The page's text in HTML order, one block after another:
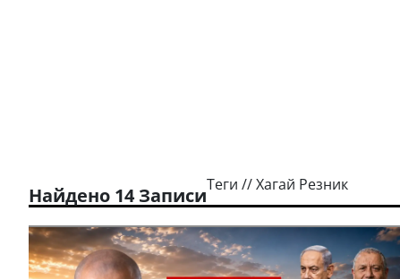
Теги // Хагай Резник
Найдено 14 Записи